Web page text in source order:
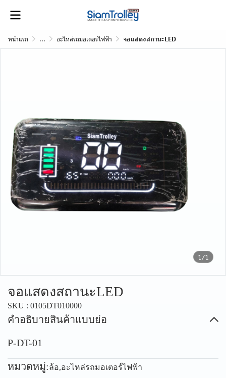
หน้าแรก ... อะไหล่รถมอเตอร์ไฟฟ้า จอแสดงสถานะLED
1/1
จอแสดงสถานะLED
SKU : 0105DT010000
คำอธิบายสินค้าแบบย่อ
P-DT-01
หมวดหมู่:ล้อ,อะไหล่รถมอเตอร์ไฟฟ้า